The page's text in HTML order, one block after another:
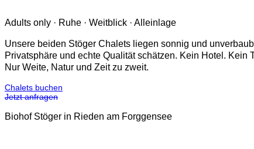
Adults only · Ruhe · Weitblick · Alleinlage
Unsere beiden Stöger Chalets liegen sonnig und
Privatsphäre und echte Qualität schätzen. Kein Hotel. Kein
Nur Weite, Natur und Zeit zu zweit.
Chalets buchen
Jetzt anfragen
Biohof Stöger in Rieden am Forggensee